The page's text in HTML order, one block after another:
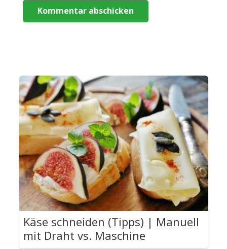
Kommentar abschicken
Käse schneiden (Tipps) | Manuell
mit Draht vs. Maschine